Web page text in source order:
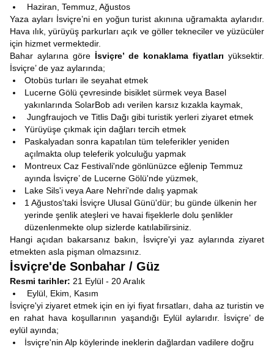
Haziran, Temmuz, Ağustos
Yaza ayları İsviçre’ni en yoğun turist akınına uğramakta aylarıdır.
Hava ılık, yürüyüş parkurları açık ve göller tekneciler ve yüzücüler
için hizmet vermektedir.
Bahar aylarına göre İsviçre’ de konaklama fiyatları yüksektir.
İsviçre’ de yaz aylarında;
Otobüs turları ile seyahat etmek
Lucerne Gölü çevresinde bisiklet sürmek veya Basel
yakınlarında SolarBob adı verilen karsız kızakla kaymak,
Jungfraujoch ve Titlis Dağı gibi turistik yerleri ziyaret etmek
Yürüyüşe çıkmak için dağları tercih etmek
Paskalyadan sonra kapatılan tüm teleferikler yeniden
açılmakta olup teleferik yolculuğu yapmak
Montreux Caz Festivali'nde gönlünüzce eğlenip Temmuz
ayında İsviçre’ de Lucerne Gölü'nde yüzmek,
Lake Sils'i veya Aare Nehri'nde dalış yapmak
1 Ağustos'taki İsviçre Ulusal Günü'dür; bu günde ülkenin her
yerinde şenlik ateşleri ve havai fişeklerle dolu şenlikler
düzenlenmekte olup sizlerde katılabilirsiniz.
Hangi açıdan bakarsanız bakın, İsviçre'yi yaz aylarında ziyaret
etmekten asla pişman olmazsınız.
İsviçre'de Sonbahar / Güz
Resmi tarihler: 21 Eylül - 20 Aralık
Eylül, Ekim, Kasım
İsviçre'yi ziyaret etmek için en iyi fiyat fırsatları, daha az turistin ve
en rahat hava koşullarının yaşandığı Eylül aylarıdır. İsviçre’ de
eylül ayında;
İsviçre'nin Alp köylerinde ineklerin dağlardan vadilere doğru